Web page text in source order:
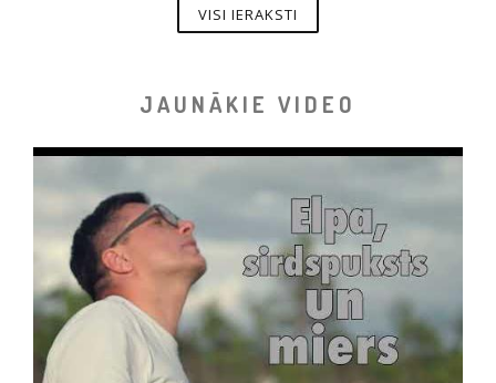
VISI IERAKSTI
JAUNĀKIE VIDEO